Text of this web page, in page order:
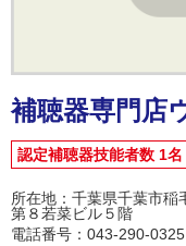
補聴器専門
認定補聴器技能者数 1名
所在地：千葉県千葉市稲
第８若菜ビル５階
電話番号：043-290-0325